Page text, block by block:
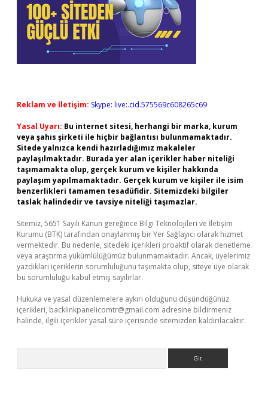
Reklam ve İletişim: Skype: live:.cid.575569c608265c69
Yasal Uyarı: Bu internet sitesi, herhangi bir marka, kurum
veya şahıs şirketi ile hiçbir bağlantısı bulunmamaktadır.
Sitede yalnızca kendi hazırladığımız makaleler
paylaşılmaktadır. Burada yer alan içerikler haber niteliği
taşımamakta olup, gerçek kurum ve kişiler hakkında
paylaşım yapılmamaktadır. Gerçek kurum ve kişiler ile isim
benzerlikleri tamamen tesadüfidir. Sitemizdeki bilgiler
taslak halindedir ve tavsiye niteliği taşımazlar.
Sitemiz, 5651 Sayılı Kanun gereğince Bilgi Teknolojileri ve İletişim
Kurumu (BTK) tarafından onaylanmış bir Yer Sağlayıcı olarak hizmet
vermektedir. Bu nedenle, sitedeki içerikleri proaktif olarak denetleme
veya araştırma yükümlülüğümüz bulunmamaktadır. Ancak, üyelerimiz
yazdıkları içeriklerin sorumluluğunu taşımakta olup, siteye üye olarak
bu sorumluluğu kabul etmiş sayılırlar.
Hukuka ve yasal düzenlemelere aykırı olduğunu düşündüğünüz
içerikleri, backlinkpanelicomtr@gmail.com adresine bildirmeniz
halinde, ilgili içerikler yasal süre içerisinde sitemizden kaldırılacaktır.